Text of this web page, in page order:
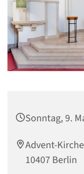
Sonntag, 9.
Advent-
10407 Berlin